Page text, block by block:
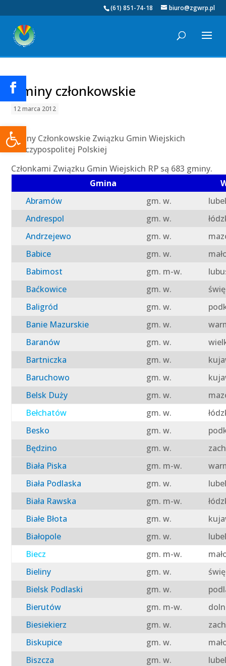
Otwórz pasek narzędzi
(61) 851-74-18 biuro@zgwrp.pl
Gminy członkowskie
12 marca 2012
Gminy Członkowskie Związku Gmin Wiejskich
Rzeczypospolitej Polskiej
Członkami Związku Gmin Wiejskich RP są 683 gminy.
Gmina
Abramów
gm. w.
Andrespol
gm. w.
Andrzejewo
gm. w.
Babice
gm. w.
Babimost
gm. m-w.
Baćkowice
gm. w.
Baligród
gm. w.
Banie Mazurskie
gm. w.
Baranów
gm. w.
Bartniczka
gm. w.
Baruchowo
gm. w.
Belsk Duży
gm. w.
Bełchatów
gm. w.
Besko
gm. w.
Będzino
gm. w.
Biała Piska
gm. m-w.
Biała Podlaska
gm. w.
Biała Rawska
gm. m-w.
Białe Błota
gm. w.
Białopole
gm. w.
Biecz
gm. m-w.
Bieliny
gm. w.
Bielsk Podlaski
gm. w.
Bierutów
gm. m-w.
Biesiekierz
gm. w.
Biskupice
gm. w.
Biszcza
gm. w.